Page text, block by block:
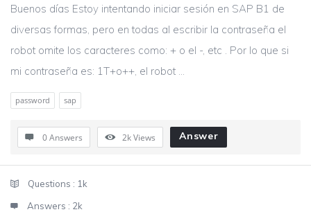
Buenos días Estoy intentando iniciar sesión en SAP B1 de
diversas formas, pero en todas al escribir la contraseña el
robot omite los caracteres como: + o el -, etc . Por lo que si
mi contraseña es: 1T+o++, el robot ...
password sap
0 Answers 2kViews Answer
StatsQuestions : 1k
Answers : 2k